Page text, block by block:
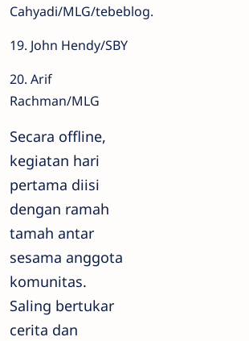
Cahyadi/MLG/tebeblog.
19. John Hendy/SBY
20. Arif
Rachman/MLG
Secara offline,
kegiatan hari
pertama diisi
dengan ramah
tamah antar
sesama anggota
komunitas.
Saling bertukar
cerita dan